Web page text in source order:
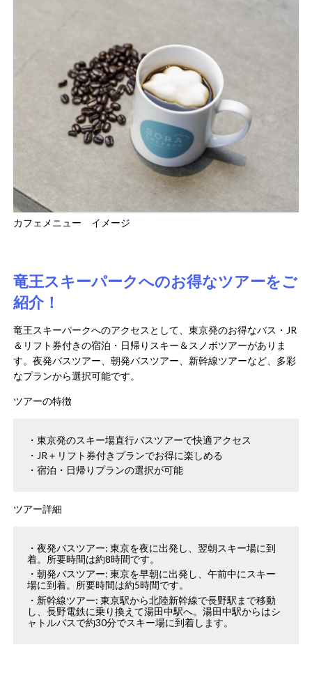
カフェメニュー イメージ
竜王スキーパークへのお得なツアーをご
紹介！
竜王スキーパークへのアクセスとして、東京発のお得なバス・JR
＆リフト券付きの宿泊・日帰りスキー＆スノボツアーがありま
す。​夜発バスツアー、朝発バスツアー、新幹線ツアーなど、多彩
なプランから選択可能です。​
ツアーの特徴
東京発のスキー場直行バスツアーで快適アクセス
JR＋リフト券付きプランでお得に楽しめる
宿泊・日帰りプランの選択が可能
ツアー詳細
夜発バスツアー: 東京を夜に出発し、翌朝スキー場に到
着。所要時間は約8時間です。 ​
朝発バスツアー: 東京を早朝に出発し、午前中にスキー
場に到着。所要時間は約5時間です。 ​
新幹線ツアー: 東京駅から北陸新幹線で長野駅まで移動
し、長野電鉄に乗り換えて湯田中駅へ。湯田中駅からはシ
ャトルバスで約30分でスキー場に到着します。